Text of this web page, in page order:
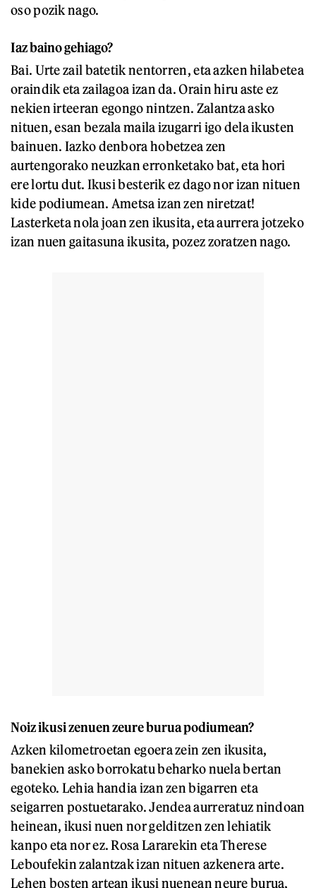
oso pozik nago.
Iaz baino gehiago?
Bai. Urte zail batetik nentorren, eta azken hilabetea
oraindik eta zailagoa izan da. Orain hiru aste ez
nekien irteeran egongo nintzen. Zalantza asko
nituen, esan bezala maila izugarri igo dela ikusten
bainuen. Iazko denbora hobetzea zen
aurtengorako neuzkan erronketako bat, eta hori
ere lortu dut. Ikusi besterik ez dago nor izan nituen
kide podiumean. Ametsa izan zen niretzat!
Lasterketa nola joan zen ikusita, eta aurrera jotzeko
izan nuen gaitasuna ikusita, pozez zoratzen nago.
Noiz ikusi zenuen zeure burua podiumean?
Azken kilometroetan egoera zein zen ikusita,
banekien asko borrokatu beharko nuela bertan
egoteko. Lehia handia izan zen bigarren eta
seigarren postuetarako. Jendea aurreratuz nindoan
heinean, ikusi nuen nor gelditzen zen lehiatik
kanpo eta nor ez. Rosa Lararekin eta Therese
Leboufekin zalantzak izan nituen azkenera arte.
Lehen bosten artean ikusi nuenean neure burua,